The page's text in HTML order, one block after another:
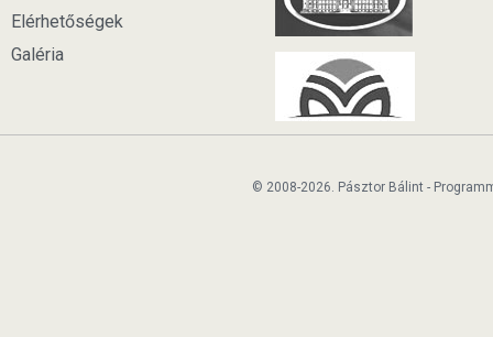
Elérhetőségek
Galéria
© 2008-2026. Pásztor Bálint -